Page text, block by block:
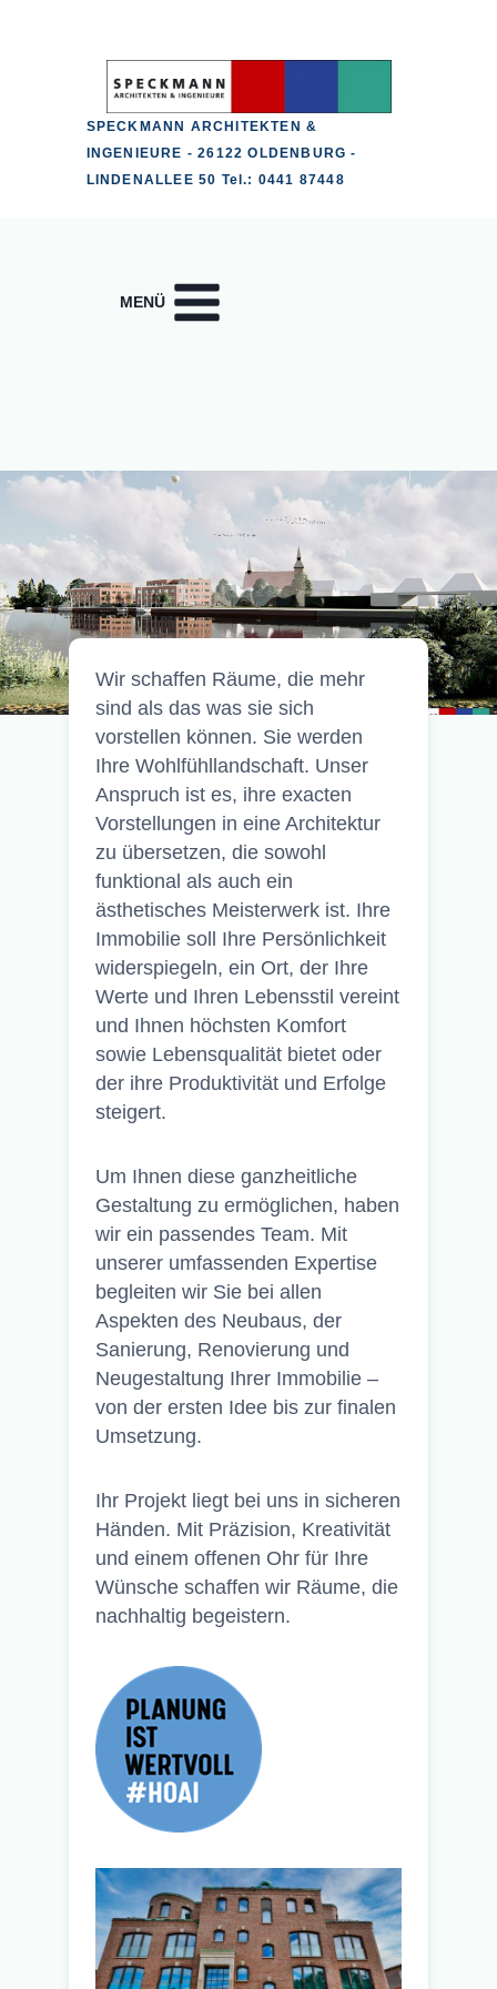
SPECKMANN ARCHITEKTEN &
INGENIEURE - 26122 OLDENBURG -
LINDENALLEE 50 Tel.: 0441 87448
MENÜ
Wir schaffen Räume, die mehr
sind als das was sie sich
vorstellen können. Sie werden
Ihre Wohlfühllandschaft. Unser
Anspruch ist es, ihre exacten
Vorstellungen in eine Architektur
zu übersetzen, die sowohl
funktional als auch ein
ästhetisches Meisterwerk ist. Ihre
Immobilie soll Ihre Persönlichkeit
widerspiegeln, ein Ort, der Ihre
Werte und Ihren Lebensstil vereint
und Ihnen höchsten Komfort
sowie Lebensqualität bietet oder
der ihre Produktivität und Erfolge
steigert.
Um Ihnen diese ganzheitliche
Gestaltung zu ermöglichen, haben
wir ein passendes Team. Mit
unserer umfassenden Expertise
begleiten wir Sie bei allen
Aspekten des Neubaus, der
Sanierung, Renovierung und
Neugestaltung Ihrer Immobilie –
von der ersten Idee bis zur finalen
Umsetzung.
Ihr Projekt liegt bei uns in sicheren
Händen. Mit Präzision, Kreativität
und einem offenen Ohr für Ihre
Wünsche schaffen wir Räume, die
nachhaltig begeistern.